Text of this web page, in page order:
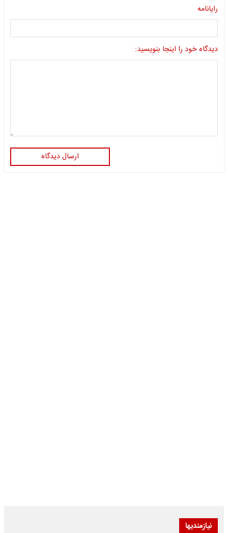
رایانامه
دیدگاه خود را اینجا بنویسید:
ارسال دیدگاه
نیازمندیها